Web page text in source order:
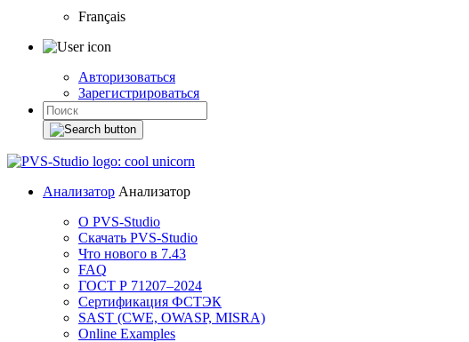
Français
Авторизоваться
Зарегистрироваться
Анализатор Анализатор
О PVS-Studio
Скачать PVS-Studio
Что нового в 7.43
FAQ
ГОСТ Р 71207–2024
Сертификация ФСТЭК
SAST (CWE, OWASP, MISRA)
Online Examples